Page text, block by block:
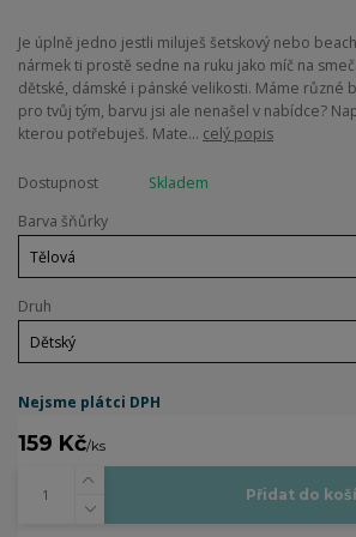
Je úplně jedno jestli miluješ šetskový nebo
nármek ti prostě sedne na ruku jako míč na
dětské, dámské i pánské velikosti. Máme různé
pro tvůj tým, barvu jsi ale nenašel v nabídce?
kterou potřebuješ. Mate... celý popis
Dostupnost
Skladem
Barva šňůrky
Druh
Nejsme plátci DPH
159 Kč/ks
Přidat do